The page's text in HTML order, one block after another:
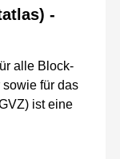
-
alle Block-
für das
ist eine